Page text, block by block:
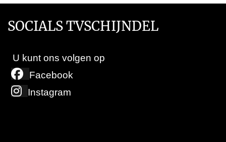
SOCIALS TVSCHIJNDEL
U kunt ons volgen op
Facebook
Instagram